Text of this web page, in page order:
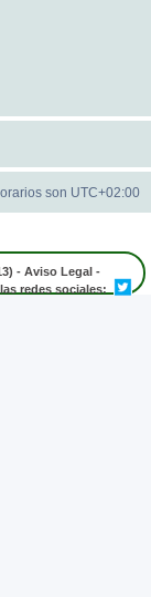
son UTC+02:00
- Aviso Legal -
redes sociales: